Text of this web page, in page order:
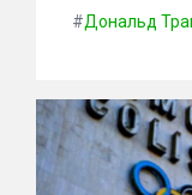
#Дональд